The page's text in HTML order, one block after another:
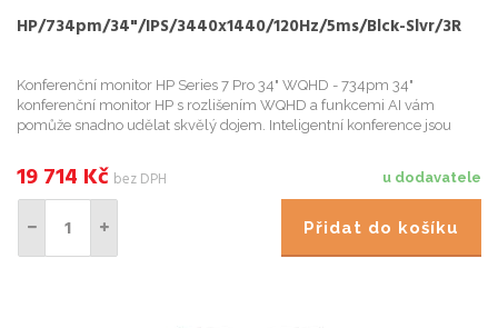
HP/734pm/34"/IPS/3440x1440/120Hz/5ms/Blck-Slvr/3R
Konferenční monitor HP Series 7 Pro 34" WQHD - 734pm 34"
konferenční monitor HP s rozlišením WQHD a funkcemi AI vám
pomůže snadno udělat skvělý dojem. Inteligentní konference jsou
u dodavatele
19 714 Kč bez DPH
Přidat do košíku